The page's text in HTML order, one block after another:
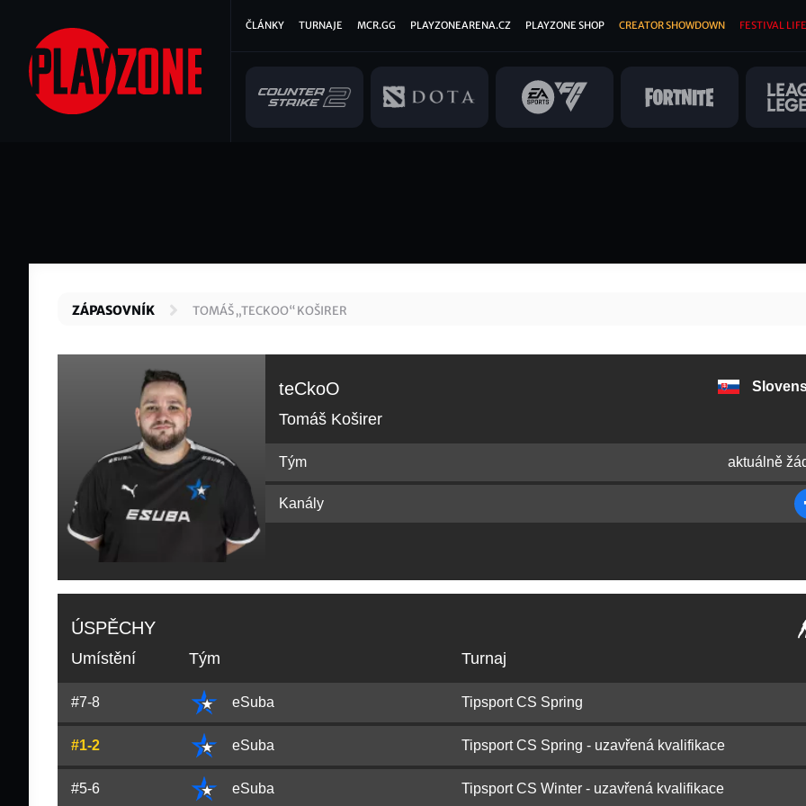
hlavnímu
obsahu
Hlavní
ČLÁNKY TURNAJE MCR.GG PLAYZONEARENA.CZ PLAYZONE SHOP CREATOR SHOWDOWN FESTIVAL
ZÁPASOVNÍK TOMÁŠ „TECKOO“ KOŠIRER
teCkoO
Tomáš Koširer
Tým aktuálně
Kanály
ÚSPĚCHY
Umístění Tým Turnaj
#7-8 eSuba Tipsport CS Spring
#1-2 eSuba Tipsport CS Spring - uzavřená kvalifikace
#5-6 eSuba Tipsport CS Winter - uzavřená kvalifikace